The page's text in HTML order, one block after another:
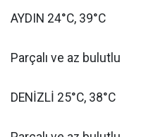
AYDIN 24°C, 39°C
Parçalı ve az bulutlu
DENİZLİ 25°C, 38°C